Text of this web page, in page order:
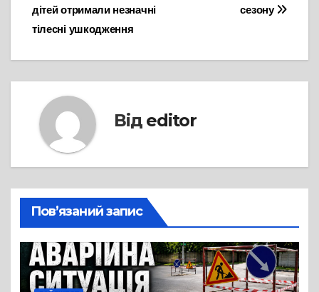
сезону
дітей отримали незначні
тілесні ушкодження
Від editor
Пов’язаний запис